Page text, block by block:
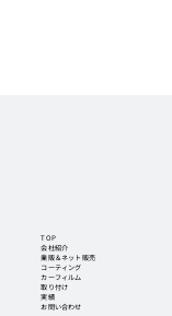
TOP
会社紹介
業販＆ネット販売
コーティング
カーフィルム
取り付け
実績
お問い合わせ